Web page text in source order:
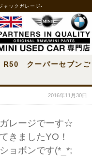
ャックガレージ-
クーパーセブンご
2016年11月30日
レージでーす☆
きましたYO！
ョボンです(*_*;